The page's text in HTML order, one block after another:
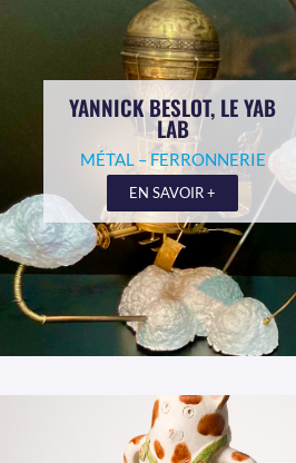
YANNICK BESLOT, LE YAB
LAB
MÉTAL – FERRONNERIE
EN SAVOIR +